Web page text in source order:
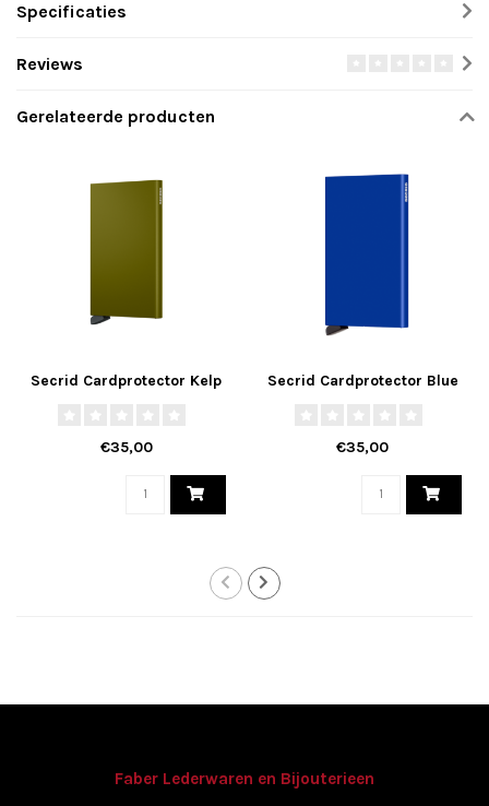
Specificaties
Reviews
Gerelateerde producten
Secrid Cardprotector Kelp
€35,00
Secrid Cardprotector Blue
€35,00
Faber Lederwaren en Bijouterieen